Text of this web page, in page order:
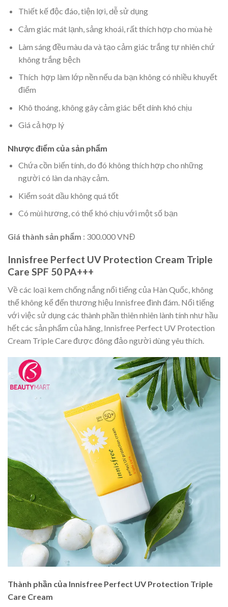
Thiết kế độc đáo, tiện lợi, dễ sử dụng
Cảm giác mát lạnh, sảng khoái, rất thích hợp cho mùa hè
Làm sáng đều màu da và tạo cảm giác trắng tự nhiên chứ
không trắng bệch
Thích hợp làm lớp nền nếu da bạn không có nhiều khuyết
điểm
Khô thoáng, không gây cảm giác bết dính khó chịu
Giá cả hợp lý
Nhược điểm của sản phẩm
Chứa cồn biến tính, do đó không thích hợp cho những
người có làn da nhạy cảm.
Kiểm soát dầu không quá tốt
Có mùi hương, có thể khó chịu với một số bạn
Giá thành sản phẩm : 300.000 VNĐ
Innisfree Perfect UV Protection Cream Triple
Care SPF 50 PA+++
Về các loại kem chống nắng nổi tiếng của Hàn Quốc, không
thể không kể đến thương hiệu Innisfree đình đám. Nổi tiếng
với việc sử dụng các thành phần thiên nhiên lành tính như hầu
hết các sản phẩm của hãng, Innisfree Perfect UV Protection
Cream Triple Care được đông đảo người dùng yêu thích.
Thành phần của Innisfree Perfect UV Protection Triple
Care Cream